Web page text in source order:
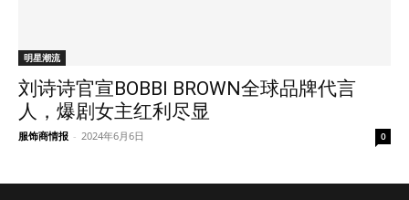
明星潮流
刘诗诗官宣BOBBI BROWN全球品牌代言
人，爆剧女主红利尽显
服饰商情报 - 2024年6月6日 0